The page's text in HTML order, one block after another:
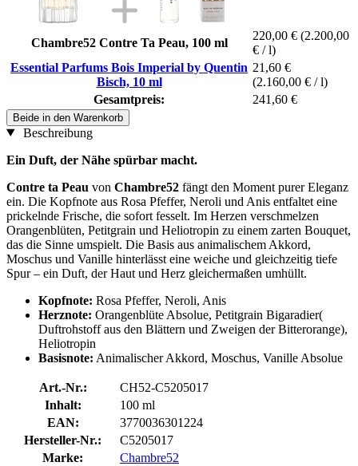
Chambre52 Contre Ta Peau, 100 ml
220,00 € (2.200,00
€ / l)
Essential Parfums Bois Imperial by Quentin
Bisch, 10 ml
21,60 €
(2.160,00 € / l)
Gesamtpreis:
241,60 €
Beide in den Warenkorb
Beschreibung
Ein Duft, der Nähe spürbar macht.
Contre ta Peau von Chambre52 fängt den Moment purer Eleganz
ein. Die Kopfnote aus Rosa Pfeffer, Neroli und Anis entfaltet eine
prickelnde Frische, die sofort fesselt. Im Herzen verschmelzen
Orangenblüten, Petitgrain und Heliotropin zu einem zarten Bouquet,
das die Sinne umspielt. Die Basis aus animalischem Akkord,
Moschus und Vanille hinterlässt eine weiche und gleichzeitig tiefe
Spur – ein Duft, der Haut und Herz gleichermaßen umhüllt.
Kopfnote: Rosa Pfeffer, Neroli, Anis
Herznote: Orangenblüte Absolue, Petitgrain Bigaradier(
Duftrohstoff aus den Blättern und Zweigen der Bitterorange),
Heliotropin
Basisnote: Animalischer Akkord, Moschus, Vanille Absolue
Art.-Nr.:
CH52-C5205017
Inhalt:
100 ml
EAN:
3770036301224
Hersteller-Nr.:
C5205017
Marke:
Chambre52